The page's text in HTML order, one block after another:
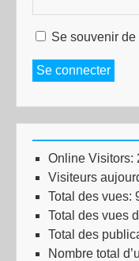
Se souvenir de
Se connecter
Online Visitors:
Visiteurs
Total des vues:
Total des vues
Total des
Nombre total